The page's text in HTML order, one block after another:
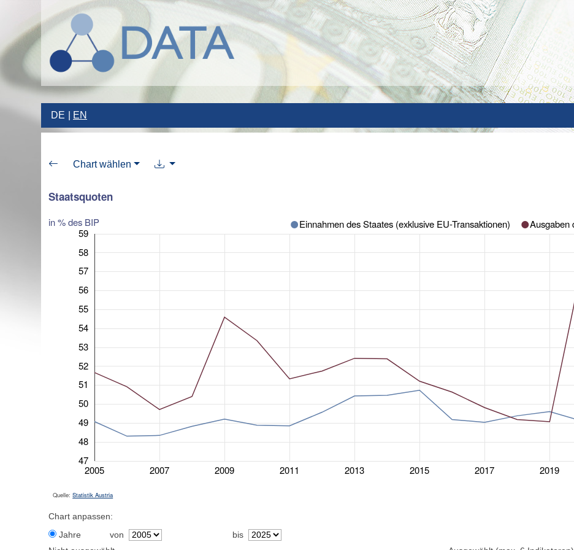
DE EN
Chart wählen
Staatsquoten
in % des BIP
2005 2007 2009 2011 2013 2015 2017 2019
47
48
49
50
51
52
53
54
55
56
57
58
59
Einnahmen des Staates (exklusive EU-Transaktionen)
Quelle:Statistik Austria
Chart anpassen:
Jahre
von
bis